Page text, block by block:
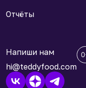
Отчёты
Напиши нам
hi@teddyfood.com